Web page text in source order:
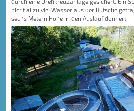
nicht allzu viel Wasser aus der Rutsche
sechs Metern Höhe in den Auslauf donnert.